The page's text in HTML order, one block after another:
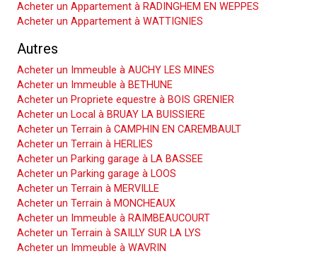
Acheter un Appartement à RADINGHEM EN WEPPES
Acheter un Appartement à WATTIGNIES
Autres
Acheter un Immeuble à AUCHY LES MINES
Acheter un Immeuble à BETHUNE
Acheter un Propriete equestre à BOIS GRENIER
Acheter un Local à BRUAY LA BUISSIERE
Acheter un Terrain à CAMPHIN EN CAREMBAULT
Acheter un Terrain à HERLIES
Acheter un Parking garage à LA BASSEE
Acheter un Parking garage à LOOS
Acheter un Terrain à MERVILLE
Acheter un Terrain à MONCHEAUX
Acheter un Immeuble à RAIMBEAUCOURT
Acheter un Terrain à SAILLY SUR LA LYS
Acheter un Immeuble à WAVRIN